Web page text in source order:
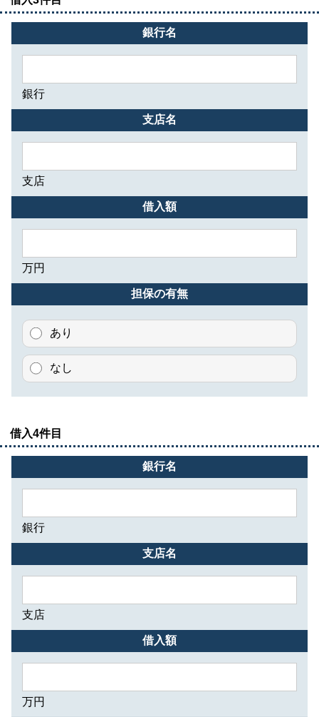
銀行名
銀行
支店名
支店
借入額
万円
担保の有無
あり
なし
借入4件目
銀行名
銀行
支店名
支店
借入額
万円